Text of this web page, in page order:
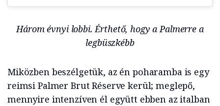
Három évnyi lobbi. Érthető, hogy a Palmerre a
legbüszkébb
Miközben beszélgetük, az én poharamba is egy
reimsi Palmer Brut Réserve kerül; meglepő,
mennyire intenzíven él együtt ebben az italban